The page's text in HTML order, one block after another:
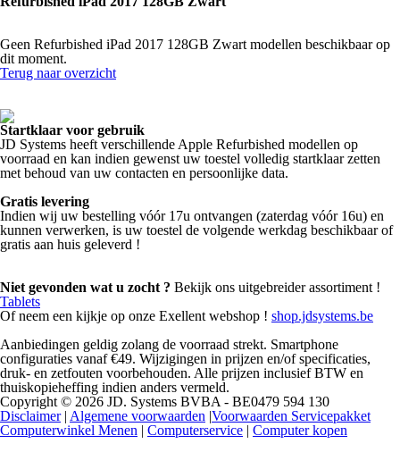
Geen Refurbished iPad 2017 128GB Zwart modellen beschikbaar op
dit moment.
Terug naar overzicht
Startklaar voor gebruik
JD Systems heeft verschillende Apple Refurbished modellen op
voorraad en kan indien gewenst uw toestel volledig startklaar zetten
met behoud van uw contacten en persoonlijke data.
Gratis levering
Indien wij uw bestelling vóór 17u ontvangen (zaterdag vóór 16u) en
kunnen verwerken, is uw toestel de volgende werkdag beschikbaar of
gratis aan huis geleverd !
Niet gevonden wat u zocht ? Bekijk ons uitgebreider assortiment !
Tablets
Of neem een kijkje op onze Exellent webshop ! shop.jdsystems.be
Aanbiedingen geldig zolang de voorraad strekt. Smartphone
configuraties vanaf €49. Wijzigingen in prijzen en/of specificaties,
druk- en zetfouten voorbehouden. Alle prijzen inclusief BTW en
thuiskopieheffing indien anders vermeld.
Copyright © 2026 JD. Systems BVBA - BE0479 594 130
Disclaimer| Algemene voorwaarden |Voorwaarden Servicepakket
Computerwinkel Menen | Computerservice | Computer kopen